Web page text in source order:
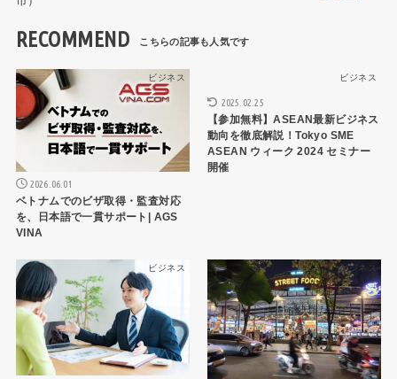
RECOMMEND
ビジネス
2026.06.01
ベトナムでのビザ取得・監査対応
を、日本語で一貫サポート| AGS
VINA
ビジネス
2025.02.25
【参加無料】ASEAN最新ビジネス
動向を徹底解説！Tokyo SME
ASEAN ウィーク 2024 セミナー
開催
ビジネス ビジネス